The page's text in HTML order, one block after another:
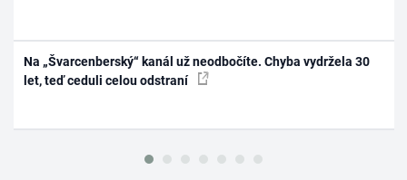
Na „Švarcenberský“ kanál už neodbočíte. Chyba vydržela 30
let, teď ceduli celou odstraní